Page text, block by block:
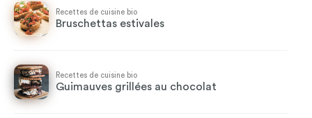
Recettes de cuisine bio
Bruschettas estivales
Recettes de cuisine bio
Guimauves grillées au chocolat